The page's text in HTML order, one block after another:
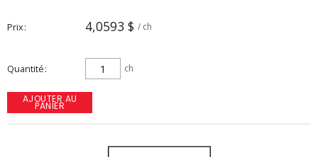
Prix 4,0593 $ / ch
Quantité ch
AJOUTER AU
PANIER